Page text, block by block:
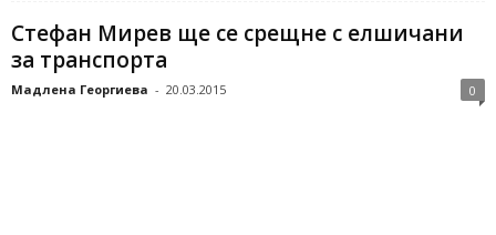
Стефан Мирев ще се срещне с елшичани
за транспорта
Мадлена Георгиева - 20.03.2015 0